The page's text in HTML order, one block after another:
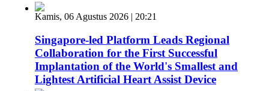
Kamis, 06 Agustus 2026 | 20:21
Singapore-led Platform Leads Regional
Collaboration for the First Successful
Implantation of the World's Smallest and
Lightest Artificial Heart Assist Device